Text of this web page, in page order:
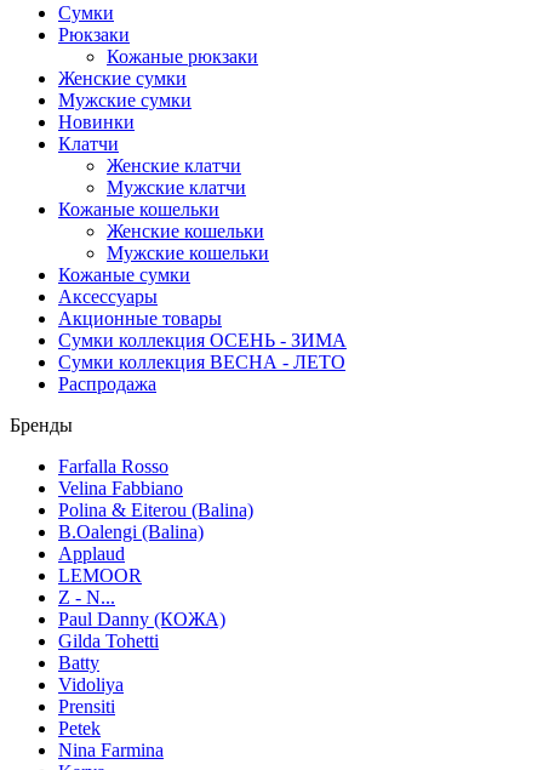
Сумки
Рюкзаки
Кожаные рюкзаки
Женские сумки
Мужские сумки
Новинки
Клатчи
Женские клатчи
Мужские клатчи
Кожаные кошельки
Женские кошельки
Мужские кошельки
Кожаные сумки
Аксессуары
Акционные товары
Сумки коллекция ОСЕНЬ - ЗИМА
Сумки коллекция ВЕСНА - ЛЕТО
Распродажа
Бренды
Farfalla Rosso
Velina Fabbiano
Polina & Eiterou (Balina)
B.Oalengi (Balina)
Applaud
LEMOOR
Z - N...
Paul Danny (КОЖА)
Gilda Tohetti
Batty
Vidoliya
Prensiti
Petek
Nina Farmina